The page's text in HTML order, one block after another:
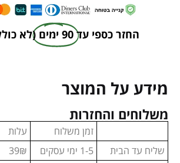
החזר כספי עד 90 ימים (לא
מידע על המוצר
משלוחים והחזרות
זמן משלוח
עלות
שליח עד הבית
1-5 ימי עסקים 39₪